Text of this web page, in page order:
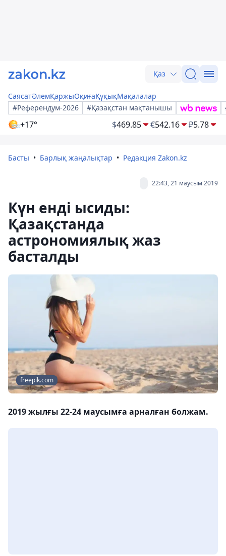
Қаз
СаясатӘлемҚаржыОқиғаҚұқықМақалалар
#Референдум-2026
#Қазақстан мақтанышы
+17° $469.85 €542.16 ₽5.78
Басты Барлық жаңалықтар Редакция Zakon.kz
22:43, 21 маусым 2019
Күн енді ысиды:
Қазақстанда
астрономиялық жаз
басталды
freepik.com
2019 жылғы 22-24 маусымға арналған болжам.